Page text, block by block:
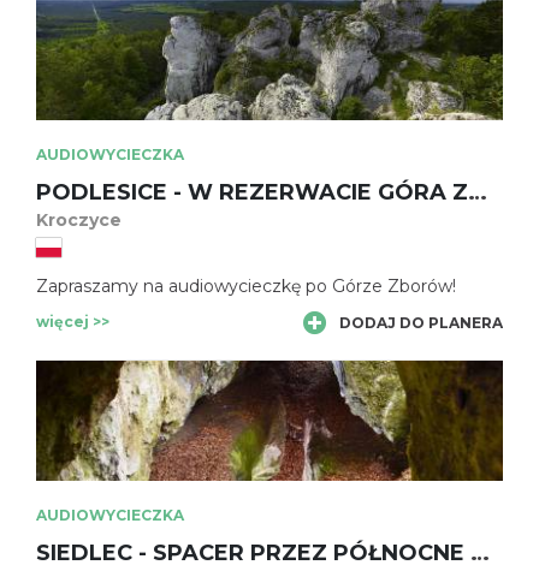
AUDIOWYCIECZKA
PODLESICE - W REZERWACIE GÓRA ZBORÓW
Kroczyce
Zapraszamy na audiowycieczkę po Górze Zborów!
więcej >> DODAJ DO PLANERA
AUDIOWYCIECZKA
SIEDLEC - SPACER PRZEZ PÓŁNOCNE PODZIEMIA JURY DO PUSTYNI SIEDLECKIEJ